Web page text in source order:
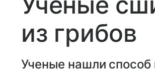
из грибов
Ученые нашли способ